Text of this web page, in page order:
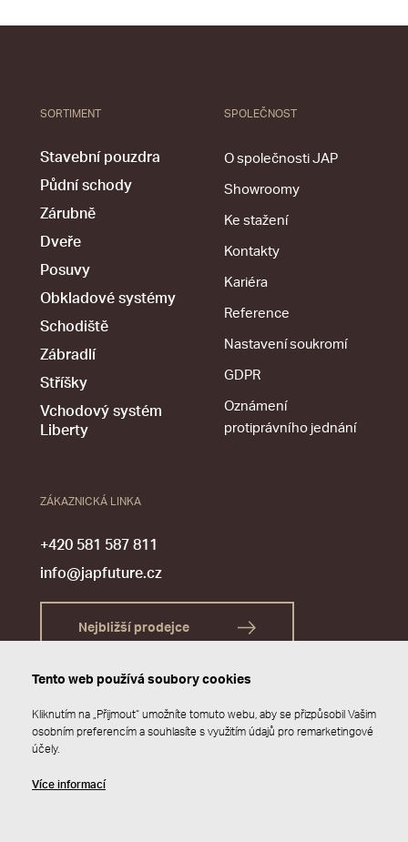
SORTIMENT
Stavební pouzdra
Půdní schody
Zárubně
Dveře
Posuvy
Obkladové systémy
Schodiště
Zábradlí
Stříšky
Vchodový systém
Liberty
SPOLEČNOST
O společnosti JAP
Showroomy
Ke stažení
Kontakty
Kariéra
Reference
Nastavení soukromí
GDPR
Oznámení
protiprávního jednání
ZÁKAZNICKÁ LINKA
+420 581 587 811
info@japfuture.cz
Nejbližší prodejce
Tento web používá soubory cookies
Kliknutím na „Přijmout“ umožníte tomuto webu, aby se přizpůsobil Vašim
osobním preferencím a souhlasíte s využitím údajů pro remarketingové
účely.
Více informací